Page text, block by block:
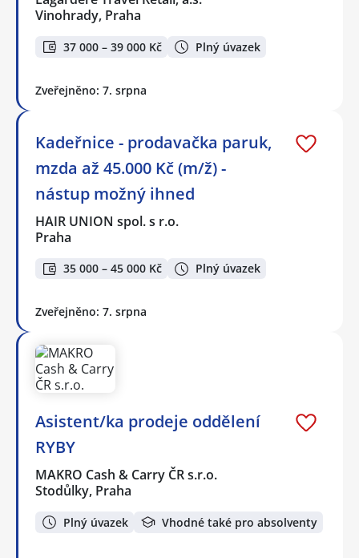
Vinohrady, Praha
37 000 – 39 000 Kč Plný úvazek
Zveřejněno: 7. srpna
Kadeřnice - prodavačka paruk,
mzda až 45.000 Kč (m/ž) -
nástup možný ihned
HAIR UNION spol. s r.o.
Praha
35 000 – 45 000 Kč Plný úvazek
Zveřejněno: 7. srpna
Asistent/ka prodeje oddělení
RYBY
MAKRO Cash & Carry ČR s.r.o.
Stodůlky, Praha
Plný úvazek Vhodné také pro absolventy